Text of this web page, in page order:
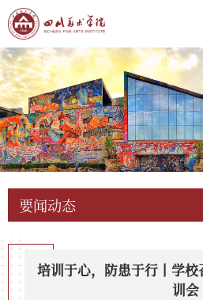
要闻动态
培训于心，防患于行丨学
训会